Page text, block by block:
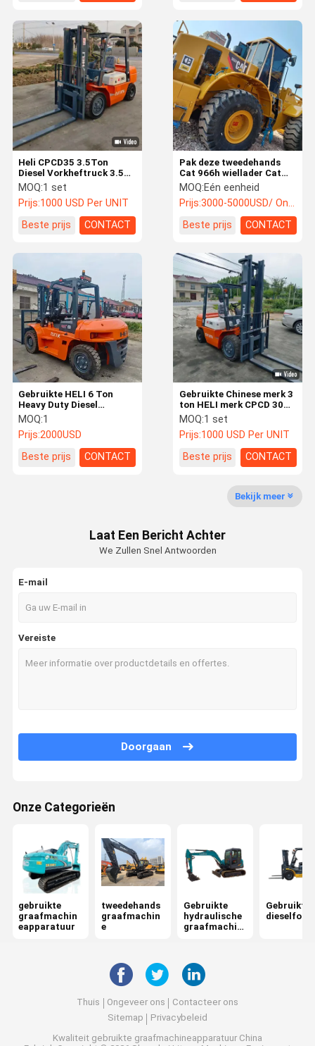
Thuis Producten Videos Over Ons
Fabrieksreis Kwaliteitsco
Ntrole
Contacteer
Nieuws
tweedehands graafmachine
Pak deze tweedehands
Cat 966h wiellader Cat
966h laadmachine in
goede staat te koop
MOQ:Eén eenheid
Prijs:3000-5000USD/ One Unit
Beste prijs
CONTACT
Heli CPCD35 3.5Ton
Diesel Vorkheftruck 3.5T
Fabriek Met Goedkope
Prijs Kostenbesparing
Voor Uw Bedrijf
MOQ:1 set
Prijs:1000 USD Per UNIT
Beste prijs
CONTACT
Gebruikte Chinese merk 3
ton HELI merk CPCD 30
vorkheftruck 3 ton
vorkheftruck China's
goedkope tweedehands
MOQ:1 set
Prijs:1000 USD Per UNIT
Beste prijs
CONTACT
Gebruikte HELI 6 Ton
Heavy Duty Diesel
Vorkheftruck 3m
Hefhoogte Met 2 Traps
Masten
MOQ:1
Prijs:2000USD
Beste prijs
CONTACT
Bekijk meer
Laat Een Bericht Achter
We Zullen Snel Antwoorden
E-mail
Vereiste
Doorgaan
Onze Categorieën
gebruikte
graafmachin
eapparatuur
tweedehands
graafmachin
e
Gebruikte
hydraulische
graafmachin
Gebruikte
Thuis Ongeveer ons
Contacteer ons
Sitemap
Privacybeleid
Kwaliteit gebruikte graafmachineapparatuur China